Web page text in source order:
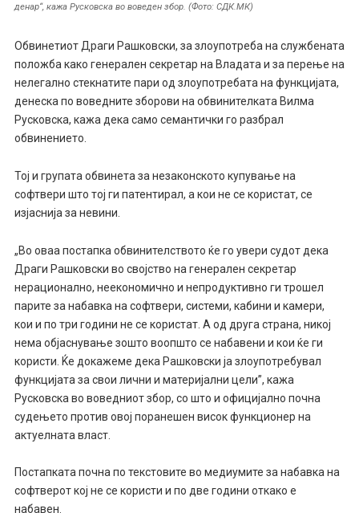
денар“, кажа Русковска во воведен збор. (Фото: СДК.МК)
Обвинетиот Драги Рашковски, за злоупотреба на службената
положба како генерален секретар на Владата и за перење на
нелегално стекнатите пари од злоупотребата на функцијата,
денеска по воведните зборови на обвинителката Вилма
Русковска, кажа дека само семантички го разбрал
обвинението.
Тој и групата обвинета за незаконското купување на
софтвери што тој ги патентирал, а кои не се користат, се
изјаснија за невини.
„Во оваа постапка обвинителството ќе го увери судот дека
Драги Рашковски во својство на генерален секретар
нерационално, неекономично и непродуктивно ги трошел
парите за набавка на софтвери, системи, кабини и камери,
кои и по три години не се користат. А од друга страна, никој
нема објаснување зошто воопшто се набавени и кои ќе ги
користи. Ќе докажеме дека Рашковски ја злоупотребувал
функцијата за свои лични и материјални цели”, кажа
Русковска во воведниот збор, со што и официјално почна
судењето против овој поранешен висок функционер на
актуелната власт.
Постапката почна по текстовите во медиумите за набавка на
софтверот кој не се користи и по две години откако е
набавен.